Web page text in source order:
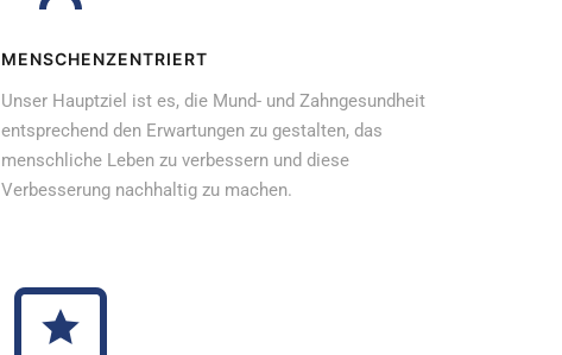
MENSCHENZENTRIERT
Unser Hauptziel ist es, die Mund- und Zahngesundheit
entsprechend den Erwartungen zu gestalten, das
menschliche Leben zu verbessern und diese
Verbesserung nachhaltig zu machen.